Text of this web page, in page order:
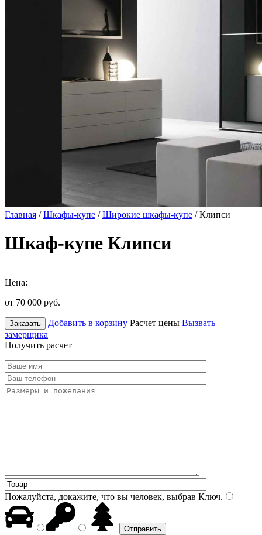
Главная /Шкафы-купе /Широкие шкафы-купе / Клипси
Шкаф-купе Клипси
Цена:
от 70 000 руб.
Заказать Добавить в корзину Расчет цены Вызвать
замерщика
Получить расчет
Пожалуйста, докажите, что вы человек, выбрав Ключ.